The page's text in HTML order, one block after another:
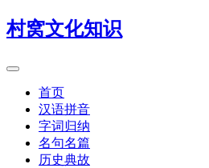
村窝文化知识
首页
汉语拼音
字词归纳
名句名篇
历史典故